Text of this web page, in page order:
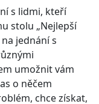
s lidmi, kteří
stolu „Nejlepší
jednání s
umožnit vám
o něčem
chce získat,